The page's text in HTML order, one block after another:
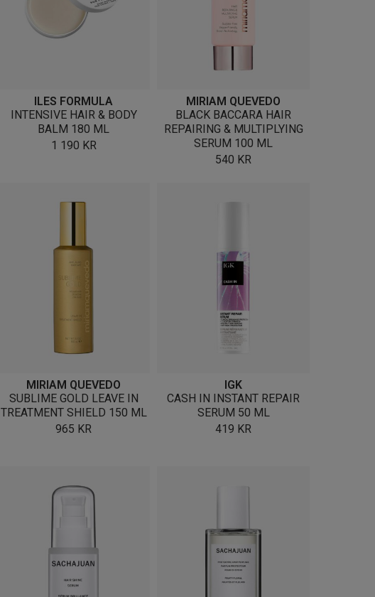
ILES FORMULA
INTENSIVE HAIR & BODY
BALM 180 ML
1 190 KR
MIRIAM QUEVEDO
BLACK BACCARA HAIR
REPAIRING & MULTIPLYING
SERUM 100 ML
540 KR
MIRIAM QUEVEDO
SUBLIME GOLD LEAVE IN
TREATMENT SHIELD 150 ML
965 KR
IGK
CASH IN INSTANT REPAIR
SERUM 50 ML
419 KR